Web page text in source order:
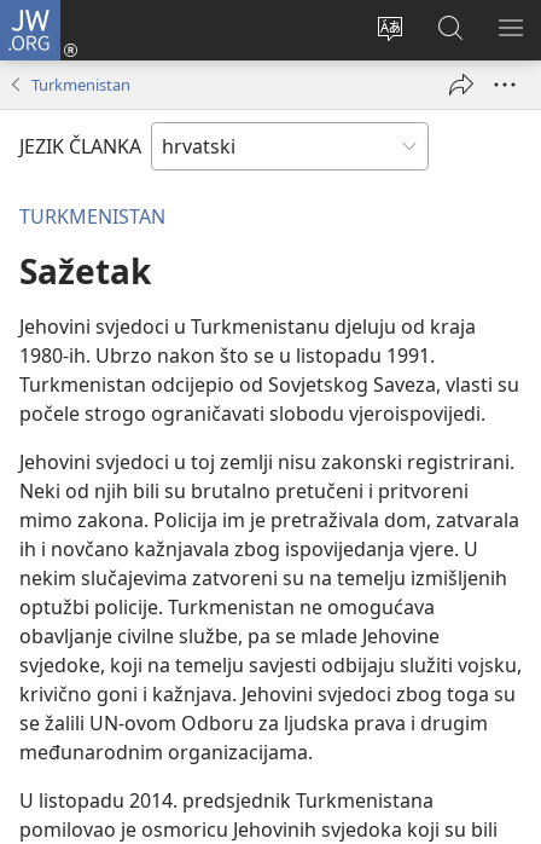
JW.ORG
Promijeni
Prijava
(otvara
prozor)
JW.ORG
|
Pretraga
Turkmenistan
JEZIK ČLANKA
TURKMENISTAN
Sažetak
Jehovini svjedoci u Turkmenistanu djeluju od kraja
1980-ih. Ubrzo nakon što se u listopadu 1991.
Turkmenistan odcijepio od Sovjetskog Saveza, vlasti su
počele strogo ograničavati slobodu vjeroispovijedi.
Jehovini svjedoci u toj zemlji nisu zakonski registrirani.
Neki od njih bili su brutalno pretučeni i pritvoreni
mimo zakona. Policija im je pretraživala dom, zatvarala
ih i novčano kažnjavala zbog ispovijedanja vjere. U
nekim slučajevima zatvoreni su na temelju izmišljenih
optužbi policije. Turkmenistan ne omogućava
obavljanje civilne službe, pa se mlade Jehovine
svjedoke, koji na temelju savjesti odbijaju služiti vojsku,
krivično goni i kažnjava. Jehovini svjedoci zbog toga su
se žalili UN-ovom Odboru za ljudska prava i drugim
međunarodnim organizacijama.
U listopadu 2014. predsjednik Turkmenistana
pomilovao je osmoricu Jehovinih svjedoka koji su bili